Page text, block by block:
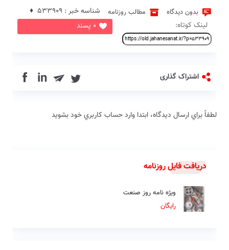
بدون دیدگاه مطالب روزنامه
0 پسند
شناسه خبر : 533909 ♦
لینک کوتاه:
اشتراک گذاری in
لطفاً براي ارسال دیدگاه، ابتدا وارد حساب كاربري خود بشويد
دریافت فایل روزنامه
ویژه نامه روز صنعت
رایگان